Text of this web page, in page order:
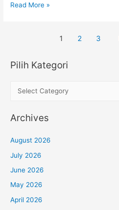
Eksklusif!
Pasang
Kaca
Mobil
Ruko
Apartemen
Jakarta
Barat
Read More »
1 2 3
Pilih Kategori
h
K
a
Archives
August 2026
July 2026
June 2026
May 2026
April 2026